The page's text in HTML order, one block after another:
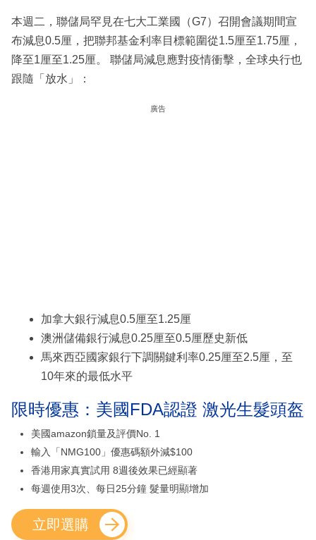
本週二，聯儲局罕見在七大工業國（G7）召開會議期間宣
布減息0.5厘，把聯邦基金利率目標範圍從1.5厘至1.75厘，
降至1厘至1.25厘。 聯儲局減息應對疫情衝擊，全球央行也
跟隨「放水」：
廣告
加拿大銀行減息0.5厘至1.25厘
澳洲儲備銀行減息0.25厘至0.5厘歷史新低
馬來西亞國家銀行下調關鍵利率0.25厘至2.5厘，至
10年來的最低水平
限時優惠：美國FDA認證 激光生髮頭盔
美國amazon鎖量及評價No. 1
輸入「NMG100」優惠碼額外減$100
香港用家真實試用 8週後效果已經顯著
每週使用3次、每日25分鐘 髮量明顯增加
立即選購